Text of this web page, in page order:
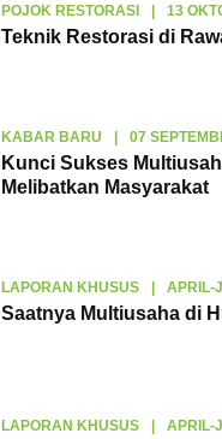
POJOK RESTORASI | 13
Teknik Restorasi di
KABAR BARU | 07
Kunci Sukses
Melibatkan Masyarakat
LAPORAN KHUSUS | APRIL-
Saatnya Multiusaha di
LAPORAN KHUSUS | APRIL-